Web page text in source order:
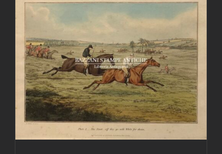
AGGIUNGI AL CARRELLO / DETTAGLI